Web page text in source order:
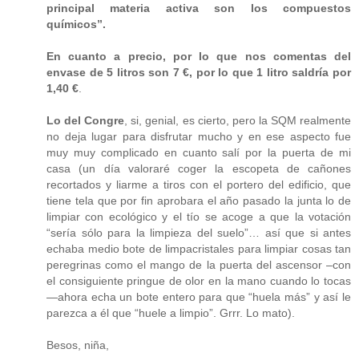
principal materia activa son los compuestos
químicos”.
En cuanto a precio, por lo que nos comentas del
envase de 5 litros son 7 €, por lo que 1 litro saldría por
1,40 €.
Lo del Congre, si, genial, es cierto, pero la SQM realmente
no deja lugar para disfrutar mucho y en ese aspecto fue
muy muy complicado en cuanto salí por la puerta de mi
casa (un día valoraré coger la escopeta de cañones
recortados y liarme a tiros con el portero del edificio, que
tiene tela que por fin aprobara el año pasado la junta lo de
limpiar con ecológico y el tío se acoge a que la votación
“sería sólo para la limpieza del suelo”… así que si antes
echaba medio bote de limpacristales para limpiar cosas tan
peregrinas como el mango de la puerta del ascensor –con
el consiguiente pringue de olor en la mano cuando lo tocas
—ahora echa un bote entero para que “huela más” y así le
parezca a él que “huele a limpio”. Grrr. Lo mato).
Besos, niña,